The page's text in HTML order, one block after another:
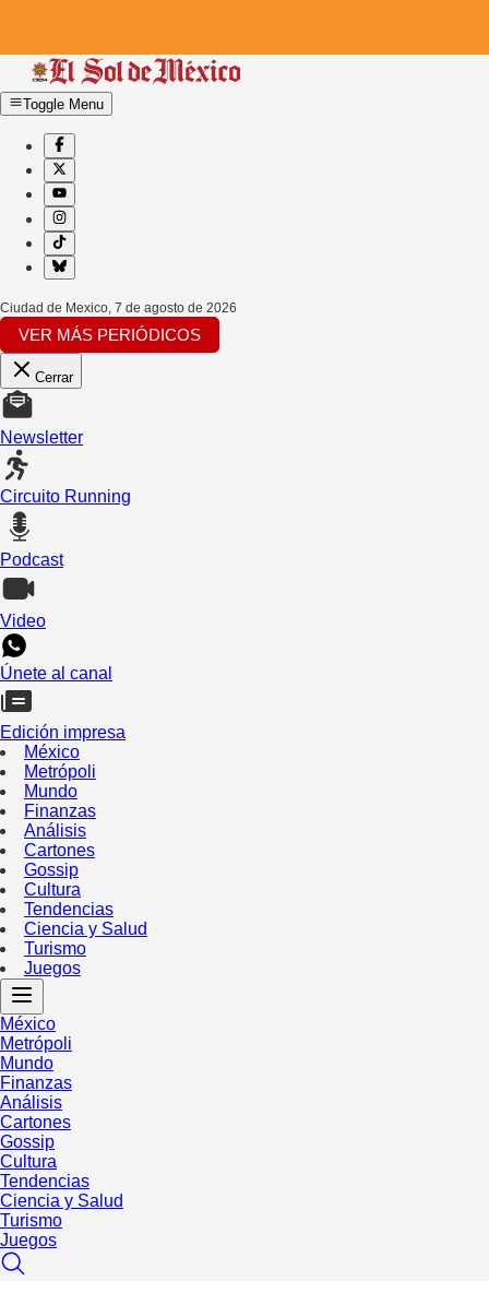
Toggle Menu
Ciudad de Mexico, 7 de agosto de 2026
VER MÁS PERIÓDICOS
Cerrar
Newsletter
Circuito Running
Podcast
Video
Únete al canal
Edición impresa
México
Metrópoli
Mundo
Finanzas
Análisis
Cartones
Gossip
Cultura
Tendencias
Ciencia y Salud
Turismo
Juegos
México
Metrópoli
Mundo
Finanzas
Análisis
Cartones
Gossip
Cultura
Tendencias
Ciencia y Salud
Turismo
Juegos